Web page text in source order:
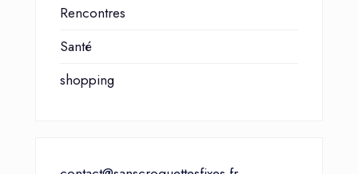
Rencontres
Santé
shopping